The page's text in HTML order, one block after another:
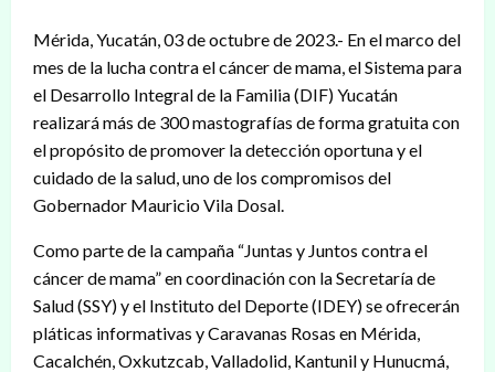
Mérida, Yucatán, 03 de octubre de 2023.- En el marco del
mes de la lucha contra el cáncer de mama, el Sistema para
el Desarrollo Integral de la Familia (DIF) Yucatán
realizará más de 300 mastografías de forma gratuita con
el propósito de promover la detección oportuna y el
cuidado de la salud, uno de los compromisos del
Gobernador Mauricio Vila Dosal.
Como parte de la campaña “Juntas y Juntos contra el
cáncer de mama” en coordinación con la Secretaría de
Salud (SSY) y el Instituto del Deporte (IDEY) se ofrecerán
pláticas informativas y Caravanas Rosas en Mérida,
Cacalchén, Oxkutzcab, Valladolid, Kantunil y Hunucmá,